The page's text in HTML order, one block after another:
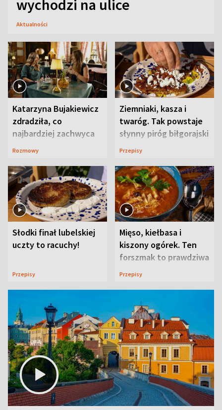
wychodzi na ulice
Aktualności
Katarzyna Bujakiewicz
zdradziła, co
najbardziej zachwyca
ją w Lublinie
Rozmowy
Ziemniaki, kasza i
twaróg. Tak powstaje
słynny piróg biłgorajski
Przepisy
Słodki finał lubelskiej
uczty to racuchy!
Przepisy
Mięso, kiełbasa i
kiszony ogórek. Ten
forszmak to prawdziwa
uczta
Przepisy